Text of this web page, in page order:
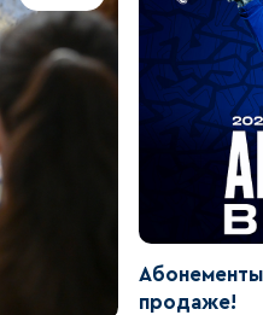
продаже!